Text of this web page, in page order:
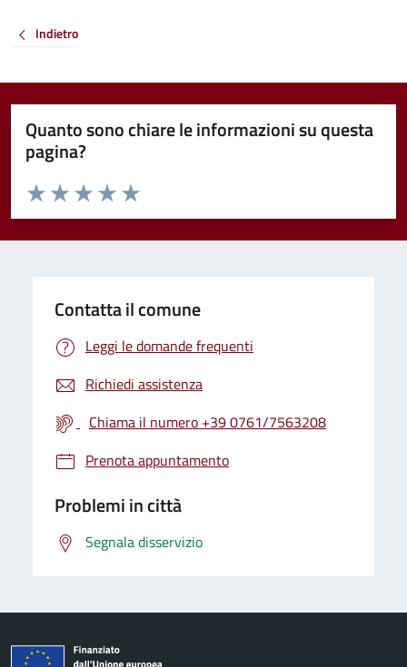
Indietro
Quanto sono chiare le informazioni su questa
pagina?
Valuta da 1 a 5 stelle la pagina
Valuta 5 stelle su 5
Valuta 4 stelle su 5
Valuta 3 stelle su 5
Valuta 2 stelle su 5
Valuta 1 stelle su 5
Contatta il comune
Leggi le domande frequenti
Richiedi assistenza
Chiama il numero +39 0761/7563208
Prenota appuntamento
Problemi in città
Segnala disservizio